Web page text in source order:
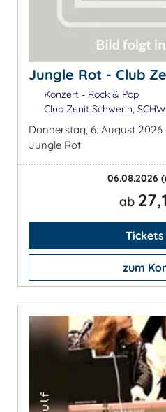
Jungle Rot - Club
Konzert - Rock & Pop
Club Zenit Schwerin,
Donnerstag, 6. August
Jungle Rot
06.08.2026
ab
zum